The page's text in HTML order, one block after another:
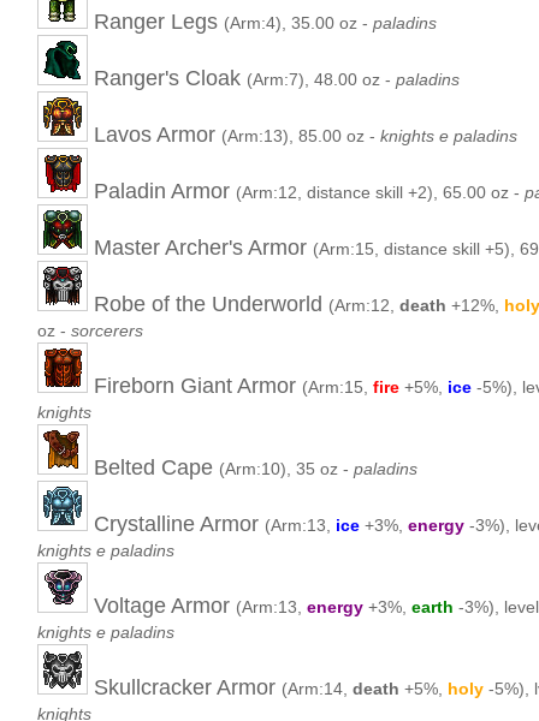
Ranger Legs (Arm:4), 35.00 oz - paladins
Ranger's Cloak (Arm:7), 48.00 oz - paladins
Lavos Armor (Arm:13), 85.00 oz - knights e paladins
Paladin Armor (Arm:12, distance skill +2), 65.00 oz -
Master Archer's Armor (Arm:15, distance skill +5),
Robe of the Underworld (Arm:12, death +12%, holy
oz - sorcerers
Fireborn Giant Armor (Arm:15, fire +5%, ice -5%),
knights
Belted Cape (Arm:10), 35 oz - paladins
Crystalline Armor (Arm:13, ice +3%, energy -3%),
knights e paladins
Voltage Armor (Arm:13, energy +3%, earth -3%),
knights e paladins
Skullcracker Armor (Arm:14, death +5%, holy -5%),
knights